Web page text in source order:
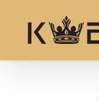
content